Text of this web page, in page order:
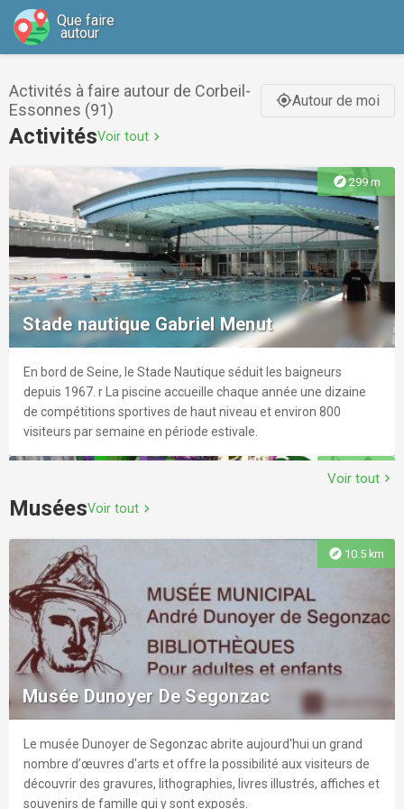
Que faire
autour
Activités à faire autour de Corbeil-
Essonnes (91)
gps_fixedAutour de moi
ActivitésVoir tout chevron_right
explore299 m
Stade nautique Gabriel Menut
En bord de Seine, le Stade Nautique séduit les baigneurs
depuis 1967. r La piscine accueille chaque année une dizaine
de compétitions sportives de haut niveau et environ 800
visiteurs par semaine en période estivale.
explore
Dundee Parc
Dundee Parc : Votre espace Multi-loisirs !r Des sensations et
aventures sans limites pour tous !r Vivez une expérience
unique avec plus de 2 500 m² d’activités, en espace couvert,
chauffé et climatisé !
explore3.6 km
Voir tout chevron_right
MuséesVoir tout chevron_right
explore 10.5 km
Musée Dunoyer De Segonzac
Le musée Dunoyer de Segonzac abrite aujourd'hui un grand
nombre d’œuvres d'arts et offre la possibilité aux visiteurs de
découvrir des gravures, lithographies, livres illustrés, affiches et
souvenirs de famille qui y sont exposés.